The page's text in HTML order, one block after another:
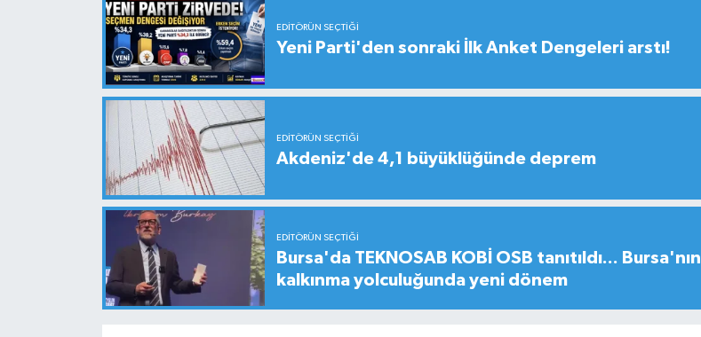
EDITÖRÜN SEÇTIĞI
Yeni Parti'den sonraki İlk Anket Dengeleri arstı!
EDITÖRÜN SEÇTIĞI
Akdeniz'de 4,1 büyüklüğünde deprem
EDITÖRÜN SEÇTIĞI
Bursa'da TEKNOSAB KOBİ OSB tanıtıldı... Bursa'nın
kalkınma yolculuğunda yeni dönem